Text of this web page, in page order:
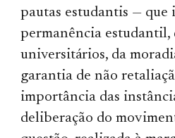
pautas estudantis — que
permanência estudantil,
universitários, da
garantia de não
importância das
deliberação do